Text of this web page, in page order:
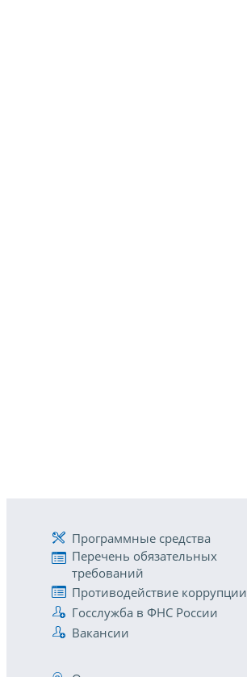
Программные средства
Перечень обязательных
требований
Противодействие коррупции
Госслужба в ФНС России
Вакансии